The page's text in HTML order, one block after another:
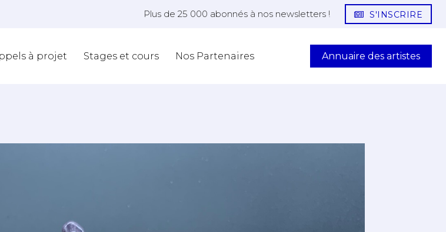
Plus de 25 000 abonnés à nos newsletters ! S'INSCRIRE
à projet Stages et cours Nos Partenaires Annuaire des artistes